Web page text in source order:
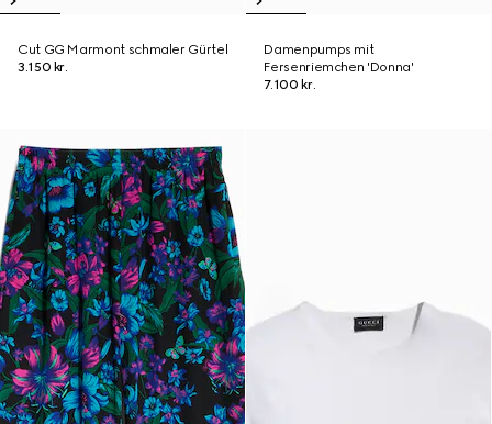
Cut GG Marmont schmaler Gürtel
3.150 kr.
Damenpumps mit
Fersenriemchen 'Donna'
7.100 kr.
Neu